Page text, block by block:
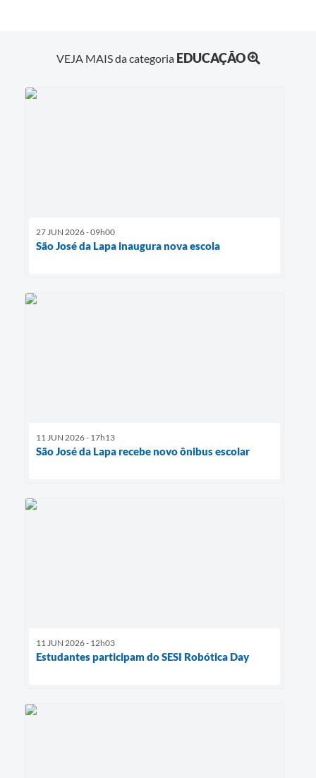
VEJA MAIS da categoria EDUCAÇÃO
27 JUN 2026 - 09h00
São José da Lapa inaugura nova escola
11 JUN 2026 - 17h13
São José da Lapa recebe novo ônibus escolar
11 JUN 2026 - 12h03
Estudantes participam do SESI Robótica Day